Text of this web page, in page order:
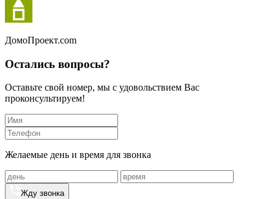
ДомоПроект.com
Остались вопросы?
Оставьте свой номер, мы с удовольствием Вас
проконсультируем!
Желаемые день и время для звонка
Жду звонка